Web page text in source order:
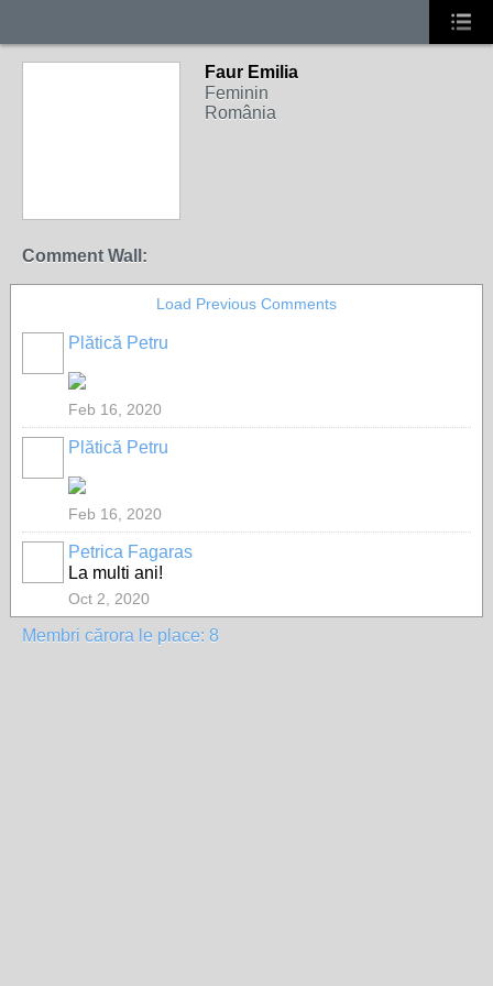
Faur Emilia
Feminin
România
Comment Wall:
Load Previous Comments
Plătică Petru
Feb 16, 2020
Plătică Petru
Feb 16, 2020
Petrica Fagaras
La multi ani!
Oct 2, 2020
Membri cărora le place: 8